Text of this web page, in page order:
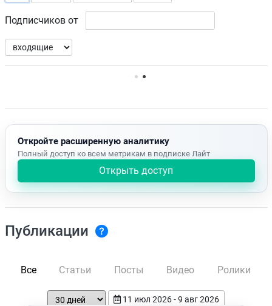
Подписчиков от
Нет доступных упоминаний.
Откройте расширенную аналитику
Полный доступ ко всем метрикам в подписке Лайт
Открыть доступ
Публикации
Все Статьи Посты Видео Ролики
11 июл 2026 - 9 авг 2026